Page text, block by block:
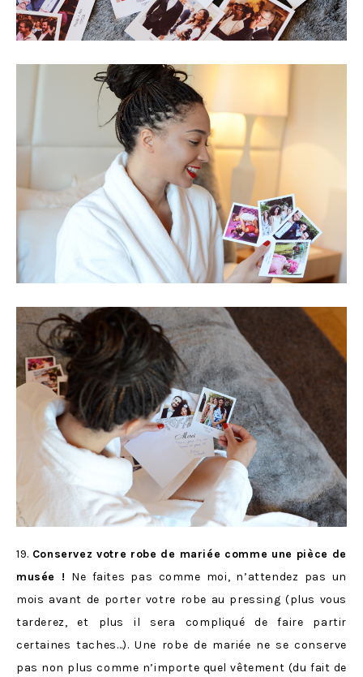
19. Conservez votre robe de mariée comme une pièce de
musée ! Ne faites pas comme moi, n’attendez pas un
mois avant de porter votre robe au pressing (plus vous
tarderez, et plus il sera compliqué de faire partir
certaines taches…). Une robe de mariée ne se conserve
pas non plus comme n’importe quel vêtement (du fait de